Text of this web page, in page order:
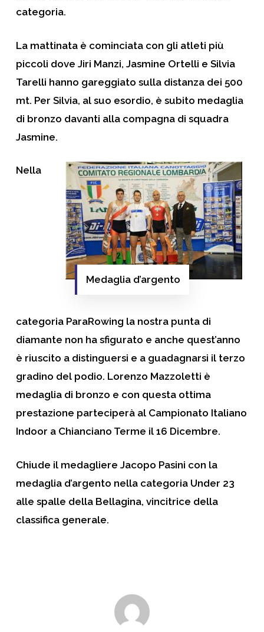
categoria.
La mattinata è cominciata con gli atleti più
piccoli dove Jiri Manzi, Jasmine Ortelli e Silvia
Tarelli hanno gareggiato sulla distanza dei 500
mt. Per Silvia, al suo esordio, è subito medaglia
di bronzo davanti alla compagna di squadra
Jasmine.
Medaglia d’argento
Nella
categoria ParaRowing la nostra punta di
diamante non ha sfigurato e anche quest’anno
è riuscito a distinguersi e a guadagnarsi il terzo
gradino del podio. Lorenzo Mazzoletti è
medaglia di bronzo e con questa ottima
prestazione parteciperà al Campionato Italiano
Indoor a Chianciano Terme il 16 Dicembre.
Chiude il medagliere Jacopo Pasini con la
medaglia d’argento nella categoria Under 23
alle spalle della Bellagina, vincitrice della
classifica generale.